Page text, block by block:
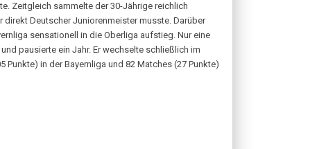
Zeitgleich sammelte der 30-Jährige reichlich
direkt Deutscher Juniorenmeister musste. Darüber
sensationell in die Oberliga aufstieg. Nur eine
pausierte ein Jahr. Er wechselte schließlich im
in der Bayernliga und 82 Matches (27 Punkte)